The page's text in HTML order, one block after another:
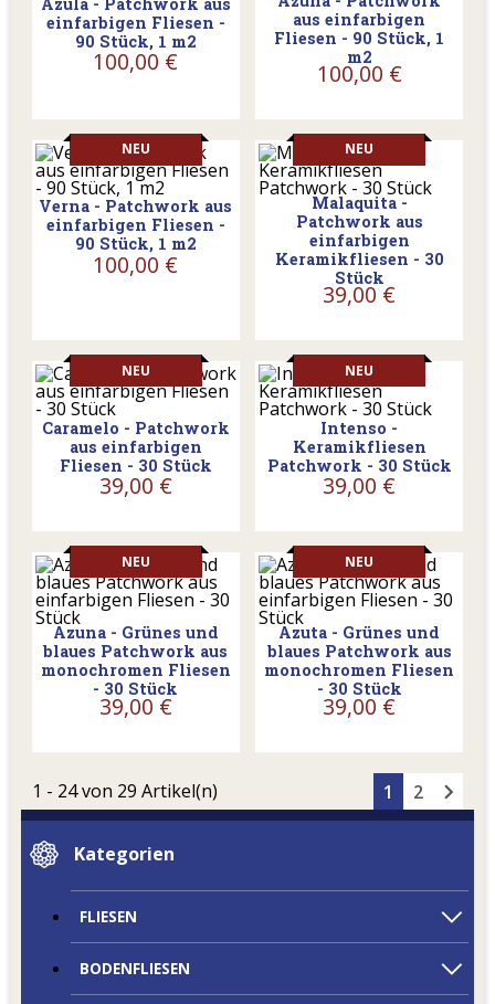
einfarbigen Fliesen -
90 Stück, 1 m2
100,00 €
aus einfarbigen
Fliesen - 90 Stück, 1
m2
100,00 €
NEU
Verna - Patchwork aus
einfarbigen Fliesen -
90 Stück, 1 m2
100,00 €
NEU
Malaquita -
Patchwork aus
einfarbigen
Keramikfliesen - 30
Stück
39,00 €
NEU
Caramelo - Patchwork
aus einfarbigen
Fliesen - 30 Stück
39,00 €
NEU
Intenso -
Keramikfliesen
Patchwork - 30 Stück
39,00 €
NEU
Azuna - Grünes und
blaues Patchwork aus
monochromen Fliesen
- 30 Stück
39,00 €
NEU
Azuta - Grünes und
blaues Patchwork aus
monochromen Fliesen
- 30 Stück
39,00 €
1 - 24 von 29 Artikel(n) 1 2 chevron_right
Kategorien
FLIESEN
BODENFLIESEN